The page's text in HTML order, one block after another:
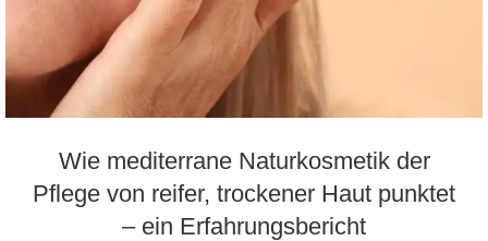
Wie mediterrane Naturkosmetik der
Pflege von reifer, trockener Haut punktet
– ein Erfahrungsbericht